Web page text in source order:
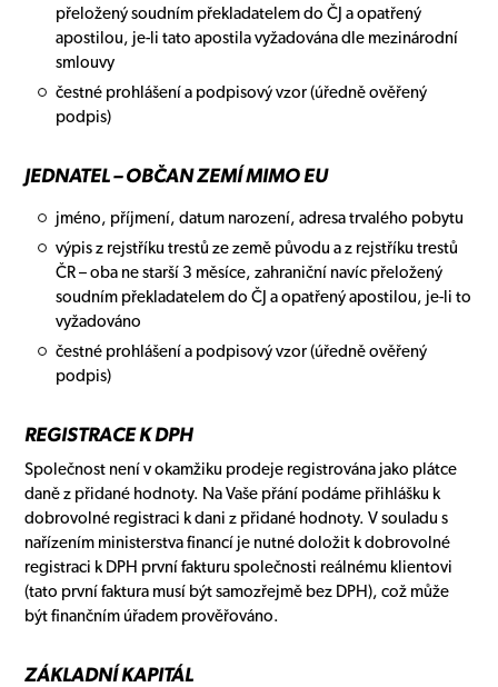
přeložený soudním překladatelem do ČJ a opatřený
apostilou, je-li tato apostila vyžadována dle mezinárodní
smlouvy
čestné prohlášení a podpisový vzor (úředně ověřený
podpis)
JEDNATEL – OBČAN ZEMÍ MIMO EU
jméno, příjmení, datum narození, adresa trvalého pobytu
výpis z rejstříku trestů ze země původu a z rejstříku trestů
ČR – oba ne starší 3 měsíce, zahraniční navíc přeložený
soudním překladatelem do ČJ a opatřený apostilou, je-li to
vyžadováno
čestné prohlášení a podpisový vzor (úředně ověřený
podpis)
REGISTRACE K DPH
Společnost není v okamžiku prodeje registrována jako plátce
daně z přidané hodnoty. Na Vaše přání podáme přihlášku k
dobrovolné registraci k dani z přidané hodnoty. V souladu s
nařízením ministerstva financí je nutné doložit k dobrovolné
registraci k DPH první fakturu společnosti reálnému klientovi
(tato první faktura musí být samozřejmě bez DPH), což může
být finančním úřadem prověřováno.
ZÁKLADNÍ KAPITÁL